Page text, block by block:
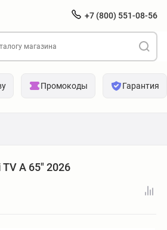
+7 (800) 551-08-56
Промокоды Гарантия
A 65" 2026